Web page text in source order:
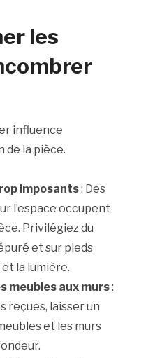
les
influence
la pièce.
imposants: Des
l’espace occupent
Privilégiez du
et sur pieds
la lumière.
meubles aux murs:
reçues, laisser un
et les murs